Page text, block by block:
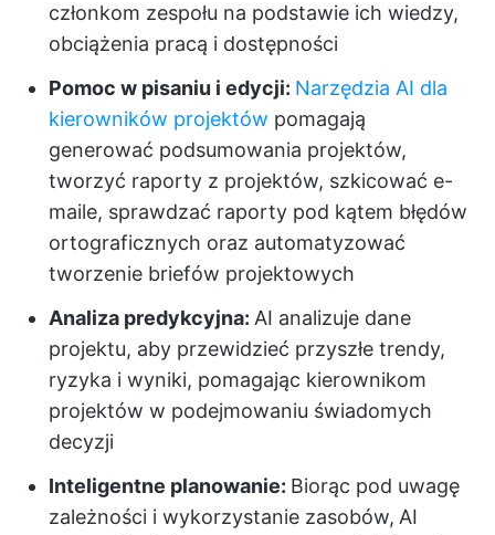
członkom zespołu na podstawie ich wiedzy,
obciążenia pracą i dostępności
Pomoc w pisaniu i edycji: Narzędzia AI dla
kierowników projektów pomagają
generować podsumowania projektów,
tworzyć raporty z projektów, szkicować e-
maile, sprawdzać raporty pod kątem błędów
ortograficznych oraz automatyzować
tworzenie briefów projektowych
Analiza predykcyjna: AI analizuje dane
projektu, aby przewidzieć przyszłe trendy,
ryzyka i wyniki, pomagając kierownikom
projektów w podejmowaniu świadomych
decyzji
Inteligentne planowanie: Biorąc pod uwagę
zależności i wykorzystanie zasobów, AI